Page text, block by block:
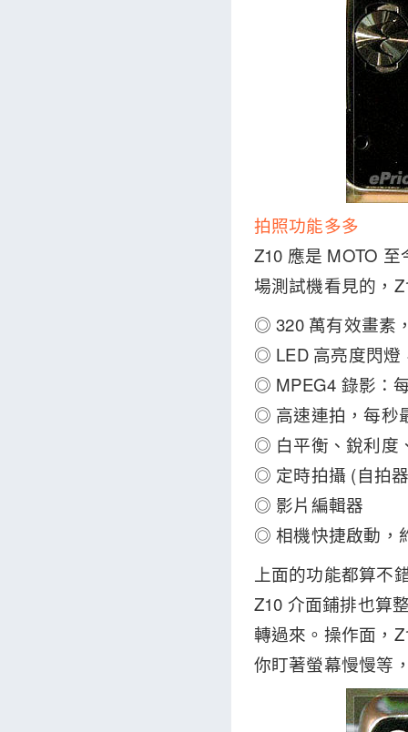
拍照功能多多
Z10 應是 MOTO
場測試機看見的，
◎ 320 萬有效畫素
◎ LED 高亮度閃燈
◎ MPEG4 錄影：
◎ 高速連拍，每秒
◎ 白平衡、銳利度
◎ 定時拍攝 (自拍
◎ 影片編輯器
◎ 相機快捷啟動，
上面的功能都算不
Z10 介面鋪排也算
轉過來。操作面，
你盯著螢幕慢慢等